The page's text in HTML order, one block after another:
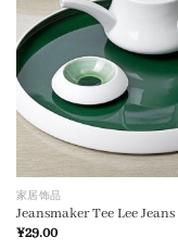
家居饰品
Jeansmaker Tee Lee Jeans
¥29.00